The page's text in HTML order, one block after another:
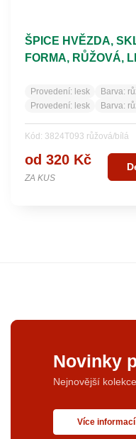
ŠPICE HVĚZDA,
FORMA, RŮŽOVÁ,
Provedení: lesk Barva:
Provedení: lesk Barva:
Kód: 3824T093 růžová/bílá
od 320 Kč
ZA KUS
Novinky
Nejnovější
Více informací